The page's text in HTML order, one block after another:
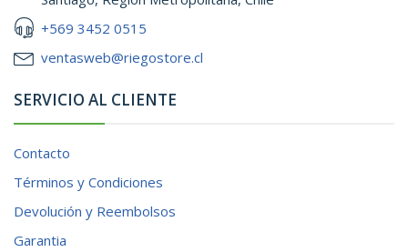
+569 3452 0515
ventasweb@riegostore.cl
SERVICIO AL CLIENTE
Contacto
Términos y Condiciones
Devolución y Reembolsos
Garantia